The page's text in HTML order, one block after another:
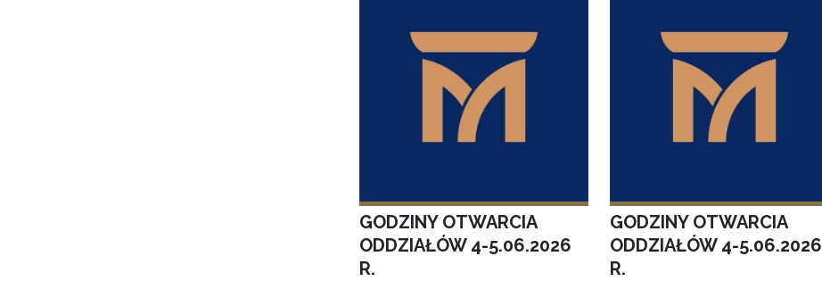
GODZINY OTWARCIA
ODDZIAŁÓW 4-5.06.2026
R.
GODZINY OTWARCIA
ODDZIAŁÓW 4-5.06.2026
R.